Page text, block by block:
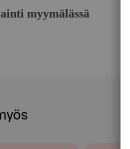
myymälässä